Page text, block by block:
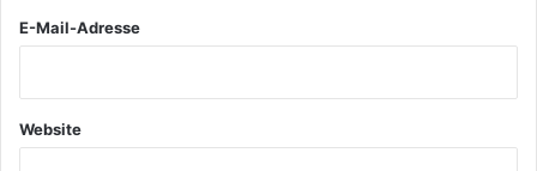
E-Mail-Adresse
Website